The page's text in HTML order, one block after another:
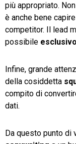
più appropriato.
è anche bene
competitor. Il lead
possibile esclusivo
Infine, grande
della cosiddetta
compito di
dati.
Da questo punto di